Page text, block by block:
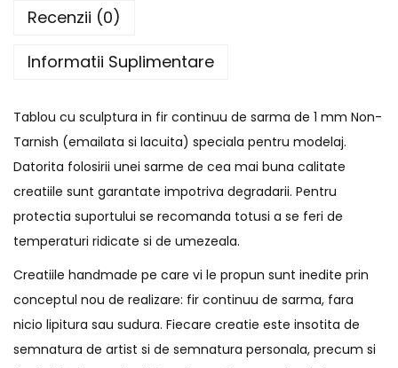
Recenzii (0)
Informatii Suplimentare
Tablou cu sculptura in fir continuu de sarma de 1 mm Non-
Tarnish (emailata si lacuita) speciala pentru modelaj.
Datorita folosirii unei sarme de cea mai buna calitate
creatiile sunt garantate impotriva degradarii. Pentru
protectia suportului se recomanda totusi a se feri de
temperaturi ridicate si de umezeala.
Creatiile handmade pe care vi le propun sunt inedite prin
conceptul nou de realizare: fir continuu de sarma, fara
nicio lipitura sau sudura. Fiecare creatie este insotita de
semnatura de artist si de semnatura personala, precum si